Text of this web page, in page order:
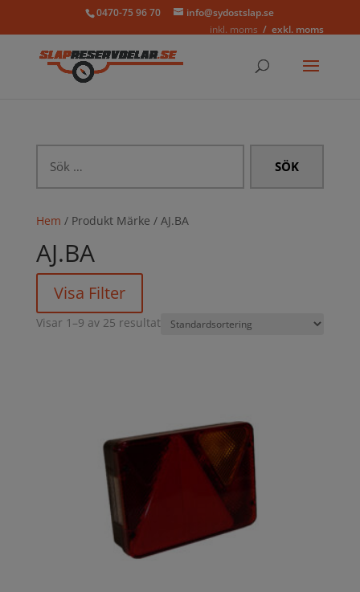
0470-75 96 70
info@sydostslap.se
inkl. moms
exkl. moms
efter:
Hem / Produkt Märke / AJ.BA
AJ.BA
Visa Filter
Visar 1–9 av 25 resultat